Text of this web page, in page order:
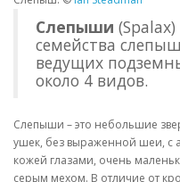
Слепыши
семейства
ведущих
около 4 видов.
Слепыши – это небольшие
ушек, без выраженной шеи, с
кожей глазами, очень
серым мехом. В отличие от